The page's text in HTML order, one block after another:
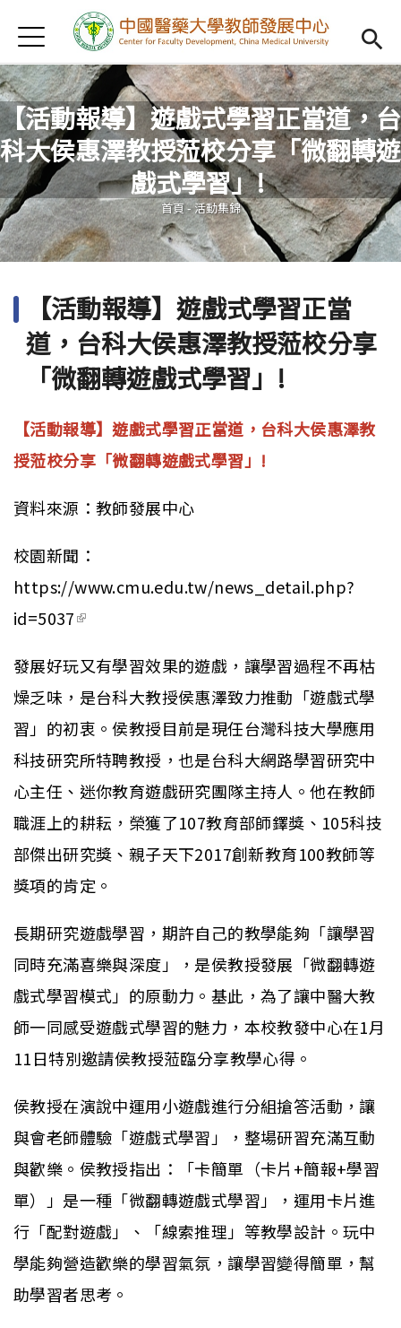
首頁
Open
認識我們
Open
教學研習
Open
新進教師
Open
傑出教授
Open
教師專業社群
Open
借用項目
AI專區
Jump to Navigation
Jump to Main content
【活動報導】遊戲式學習正當道，台
科大侯惠澤教授蒞校分享「微翻轉遊
戲式學習」!
您在這裡
首頁-活動集錦
【活動報導】遊戲式學習正當
道，台科大侯惠澤教授蒞校分享
「微翻轉遊戲式學習」!
【活動報導】遊戲式學習正當道，台科大侯惠澤教
授蒞校分享「微翻轉遊戲式學習」!
資料來源：教師發展中心
校園新聞：
https://www.cmu.edu.tw/news_detail.php?
id=5037(link is external)
發展好玩又有學習效果的遊戲，讓學習過程不再枯
燥乏味，是台科大教授侯惠澤致力推動「遊戲式學
習」的初衷。侯教授目前是現任台灣科技大學應用
科技研究所特聘教授，也是台科大網路學習研究中
心主任、迷你教育遊戲研究團隊主持人。他在教師
職涯上的耕耘，榮獲了107教育部師鐸獎、105科技
部傑出研究獎、親子天下2017創新教育100教師等
獎項的肯定。
長期研究遊戲學習，期許自己的教學能夠「讓學習
同時充滿喜樂與深度」，是侯教授發展「微翻轉遊
戲式學習模式」的原動力。基此，為了讓中醫大教
師一同感受遊戲式學習的魅力，本校教發中心在1月
11日特別邀請侯教授蒞臨分享教學心得。
侯教授在演說中運用小遊戲進行分組搶答活動，讓
與會老師體驗「遊戲式學習」，整場研習充滿互動
與歡樂。侯教授指出：「卡簡單（卡片+簡報+學習
單）」是一種「微翻轉遊戲式學習」，運用卡片進
行「配對遊戲」、「線索推理」等教學設計。玩中
學能夠營造歡樂的學習氣氛，讓學習變得簡單，幫
助學習者思考。